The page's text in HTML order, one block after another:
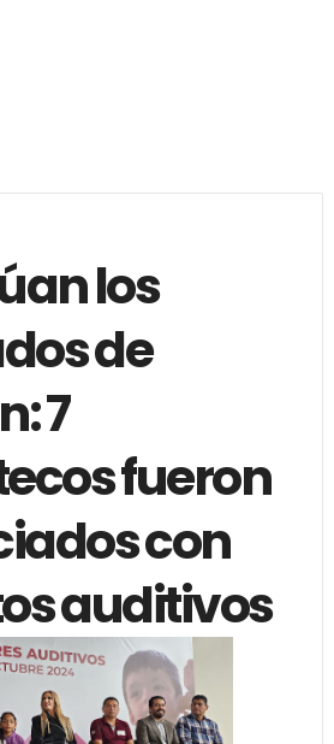
los
de
7
fueron
con
auditivos